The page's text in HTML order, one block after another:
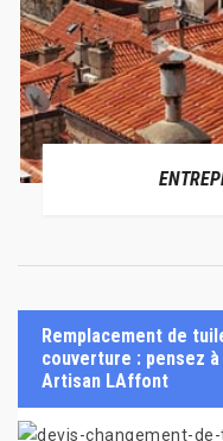
Remplacement de
couverture : pensez
Artisan LAffont